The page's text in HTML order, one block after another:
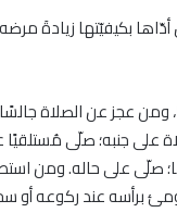
بكيفيّتها زيادةَ
عجز عن الصلاة
على جنبه؛ صلّى
صلّى على حاله. ومن
برأسه عند ركوعه